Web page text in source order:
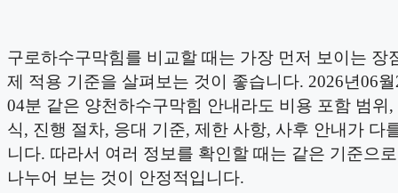
구로하수구막힘를 비교할 때는 가장 먼저 보이는 장
제 적용 기준을 살펴보는 것이 좋습니다. 2026년06
04분 같은 양천하수구막힘 안내라도 비용 포함 범위,
식, 진행 절차, 응대 기준, 제한 사항, 사후 안내가 다
니다. 따라서 여러 정보를 확인할 때는 같은 기준으
나누어 보는 것이 안정적입니다.